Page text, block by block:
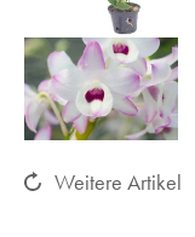
Weitere Artikel